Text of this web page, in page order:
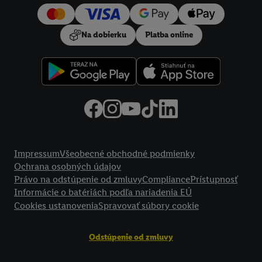
Na dobierku Platba online
ImpressumVšeobecné obchodné podmienky
Ochrana osobných údajov
Právo na odstúpenie od zmluvyCompliancePrístupnosť
Informácie o batériách podľa nariadenia EÚ
Cookies ustanoveniaSpravovať súbory cookie
Odstúpenie od zmluvy
používanie potrebných technológií. Kliknutím na "Súhlasím
vyjadríte súhlas so spracúvaním na všetky vyššie uvedené účely.
Ďalšie informácie vrátane informácií o dobe uchovávania
do budúcnosti nájdete v našich
zásadách ochrany osobných
.Imprint nájdete tu.